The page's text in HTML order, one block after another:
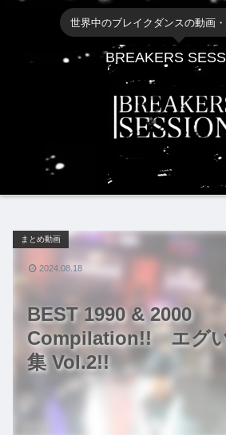
世界中のブレイクダンスの動画
BREAKERS
BEST 1990 & 2000
Compilation!! エグい
集 Vol.2!!
まとめ動画
2024.08.18